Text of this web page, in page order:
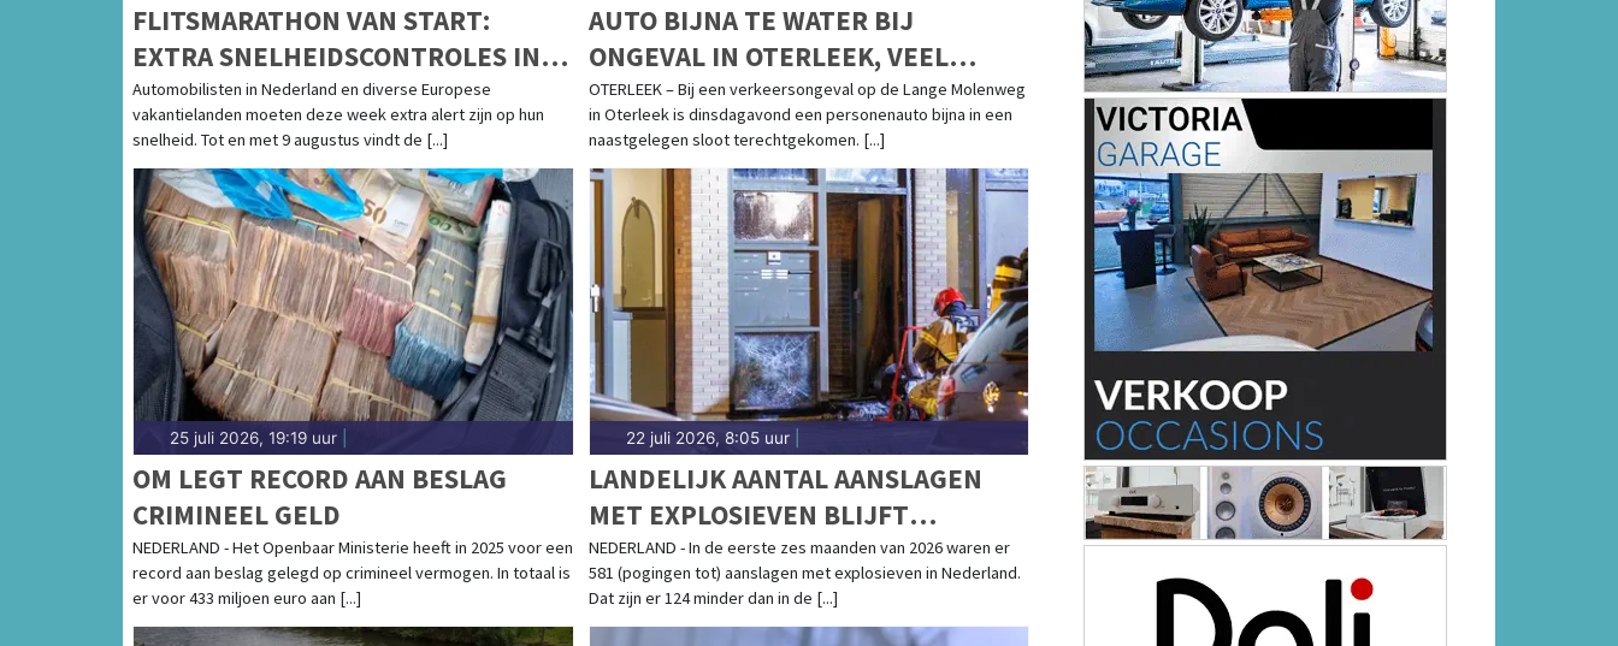
FLITSMARATHON VAN START:
EXTRA SNELHEIDSCONTROLES IN
NEDERLAND EN POPULAIRE
VAKANTIELANDEN
Automobilisten in Nederland en diverse Europese
vakantielanden moeten deze week extra alert zijn op hun
snelheid. Tot en met 9 augustus vindt de [...]
AUTO BIJNA TE WATER BIJ
ONGEVAL IN OTERLEEK, VEEL
SCHADE
OTERLEEK – Bij een verkeersongeval op de Lange Molenweg
in Oterleek is dinsdagavond een personenauto bijna in een
naastgelegen sloot terechtgekomen. [...]
25 juli 2026, 19:19 uur
OM LEGT RECORD AAN BESLAG
CRIMINEEL GELD
NEDERLAND - Het Openbaar Ministerie heeft in 2025 voor een
record aan beslag gelegd op crimineel vermogen. In totaal is
er voor 433 miljoen euro aan [...]
22 juli 2026, 8:05 uur|
LANDELIJK AANTAL AANSLAGEN
MET EXPLOSIEVEN BLIJFT
AFNEMEN;
AANSLAGENPROBLEMATIEK BLIJFT
ERNSTIG
NEDERLAND - In de eerste zes maanden van 2026 waren er
581 (pogingen tot) aanslagen met explosieven in Nederland.
Dat zijn er 124 minder dan in de [...]